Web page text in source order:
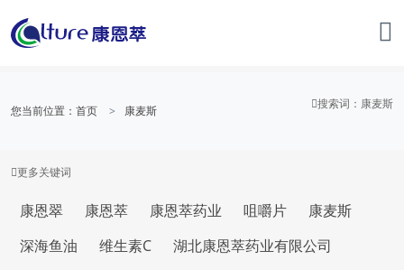
您当前位置： 首页 康麦斯 搜索词 ：康麦斯
更多关键词
康恩翠 康恩萃 康恩萃药业 咀嚼片
康麦斯
深海鱼油
维生素C
湖北康恩萃药业有限公司